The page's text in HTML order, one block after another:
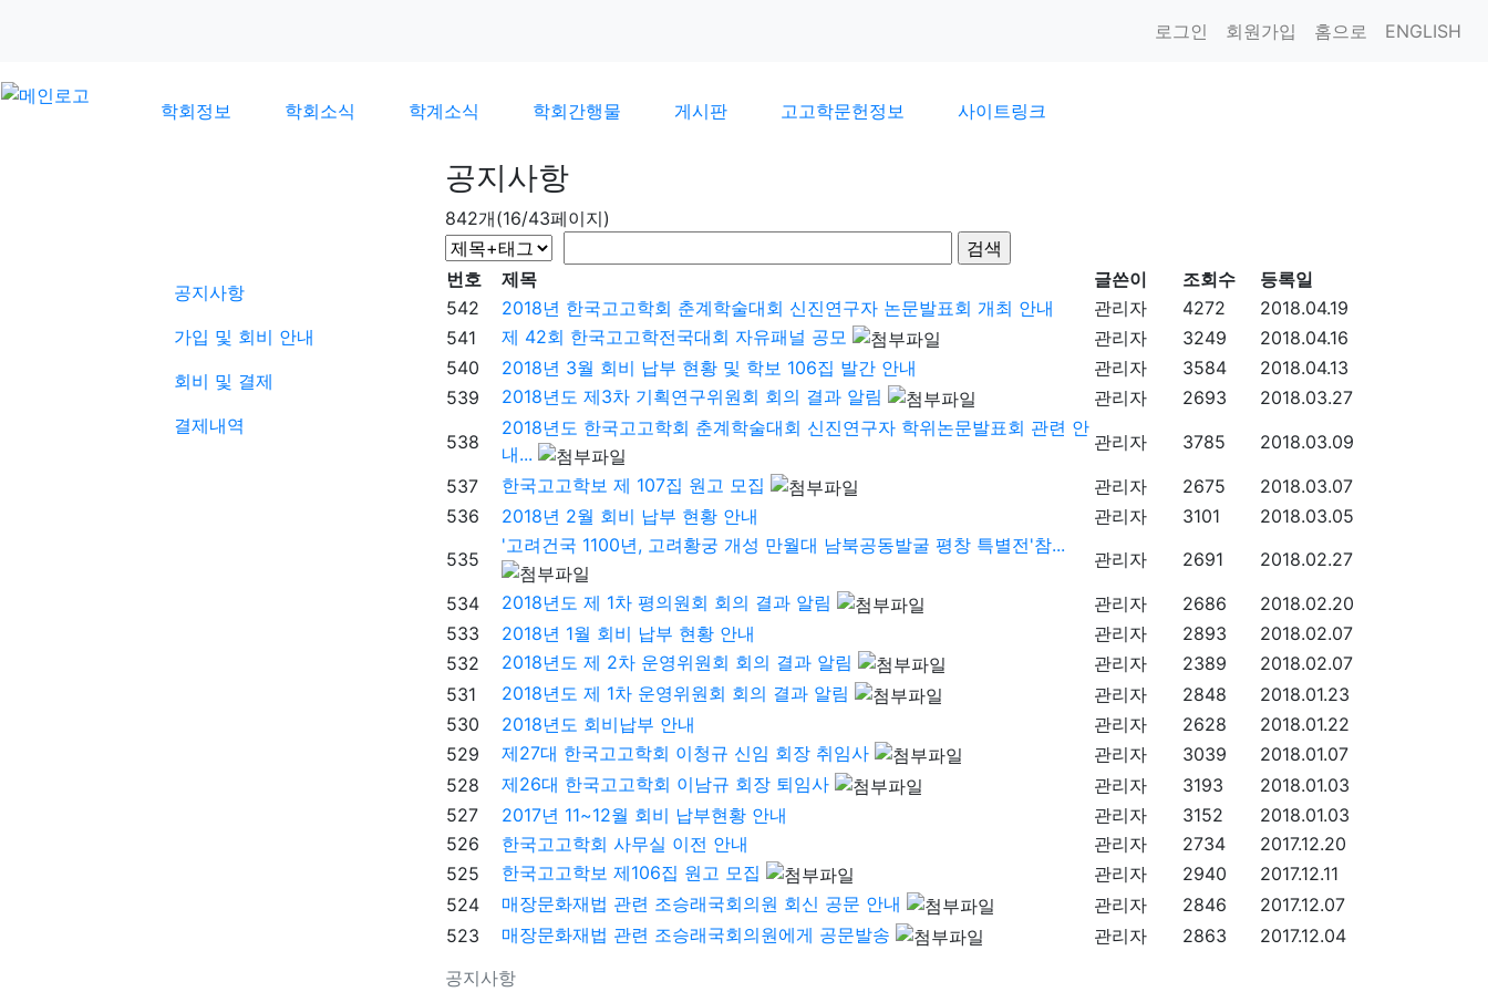
로그인 회원가입 홈으로 ENGLISH
학회정보 학회소식 학계소식 학회간행물 게시판 고고학문헌정보 사이트링크
공지사항
가입 및 회비 안내
회비 및 결제
결제내역
공지사항
842개(16/43페이지)
공지사항
번호 제목 글쓴이 조회수
등록일
542
2018년 한국고고학회 춘계학술대회 신진연구자 논문발표회 개최 안내 관리자 4272
2018.04.19
541
제 42회 한국고고학전국대회 자유패널 공모 관리자 3249
2018.04.16
540
2018년 3월 회비 납부 현황 및 학보 106집 발간 안내 관리자 3584
2018.04.13
539
2018년도 제3차 기획연구위원회 회의 결과 알림 관리자 2693
2018.03.27
538
2018년도 한국고고학회 춘계학술대회 신진연구자 학위논문발표회 관련 안
내...
관리자 3785
2018.03.09
537
한국고고학보 제 107집 원고 모집 관리자 2675
2018.03.07
536
2018년 2월 회비 납부 현황 안내 관리자 3101
2018.03.05
535
'고려건국 1100년, 고려황궁 개성 만월대 남북공동발굴 평창 특별전'참...
관리자 2691
2018.02.27
534
2018년도 제 1차 평의원회 회의 결과 알림 관리자 2686
2018.02.20
533
2018년 1월 회비 납부 현황 안내 관리자 2893
2018.02.07
532
2018년도 제 2차 운영위원회 회의 결과 알림 관리자 2389
2018.02.07
531
2018년도 제 1차 운영위원회 회의 결과 알림 관리자 2848
2018.01.23
530
2018년도 회비납부 안내 관리자 2628
2018.01.22
529
제27대 한국고고학회 이청규 신임 회장 취임사 관리자 3039
2018.01.07
528
제26대 한국고고학회 이남규 회장 퇴임사 관리자 3193
2018.01.03
527
2017년 11~12월 회비 납부현황 안내 관리자 3152
2018.01.03
526
한국고고학회 사무실 이전 안내 관리자 2734
2017.12.20
525
한국고고학보 제106집 원고 모집 관리자 2940
2017.12.11
524
매장문화재법 관련 조승래국회의원 회신 공문 안내 관리자 2846
2017.12.07
523
매장문화재법 관련 조승래국회의원에게 공문발송 관리자 2863 2017.12.04